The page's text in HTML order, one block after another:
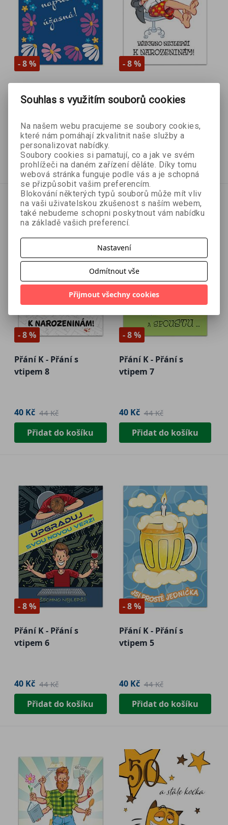
- 8 %
40 Kč 44 Kč
Přidat do košíku
- 8 %
vtipem 9
40 Kč 44 Kč
Přidat do košíku
- 8 %
Přání K - Přání s
vtipem 8
40 Kč 44 Kč
Přidat do košíku
- 8 %
Přání K - Přání s
vtipem 7
40 Kč 44 Kč
Přidat do košíku
- 8 %
Přání K - Přání s
vtipem 6
40 Kč 44 Kč
Přidat do košíku
- 8 %
Přání K - Přání s
vtipem 5
40 Kč 44 Kč
Přidat do košíku
Souhlas s využitím souborů cookies
Na našem webu pracujeme se soubory cookies,
které nám pomáhají zkvalitnit naše služby a
personalizovat nabídky.
Soubory cookies si pamatují, co a jak ve svém
prohlížeči na daném zařízení děláte. Díky tomu
webová stránka funguje podle vás a je schopná
se přizpůsobit vašim preferencím.
Blokování některých typů souborů může mít vliv
na vaši uživatelskou zkušenost s naším webem,
také nebudeme schopni poskytnout vám nabídku
na základě vašich preferencí.
Nastavení
Odmítnout vše
Přijmout všechny cookies